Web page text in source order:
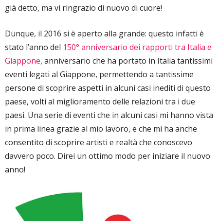
già detto, ma vi ringrazio di nuovo di cuore!
Dunque, il 2016 si è aperto alla grande: questo infatti è
stato l’anno del 150° anniversario dei rapporti tra Italia e
Giappone, anniversario che ha portato in Italia tantissimi
eventi legati al Giappone, permettendo a tantissime
persone di scoprire aspetti in alcuni casi inediti di questo
paese, volti al miglioramento delle relazioni tra i due
paesi. Una serie di eventi che in alcuni casi mi hanno vista
in prima linea grazie al mio lavoro, e che mi ha anche
consentito di scoprire artisti e realtà che conoscevo
davvero poco. Direi un ottimo modo per iniziare il nuovo
anno!